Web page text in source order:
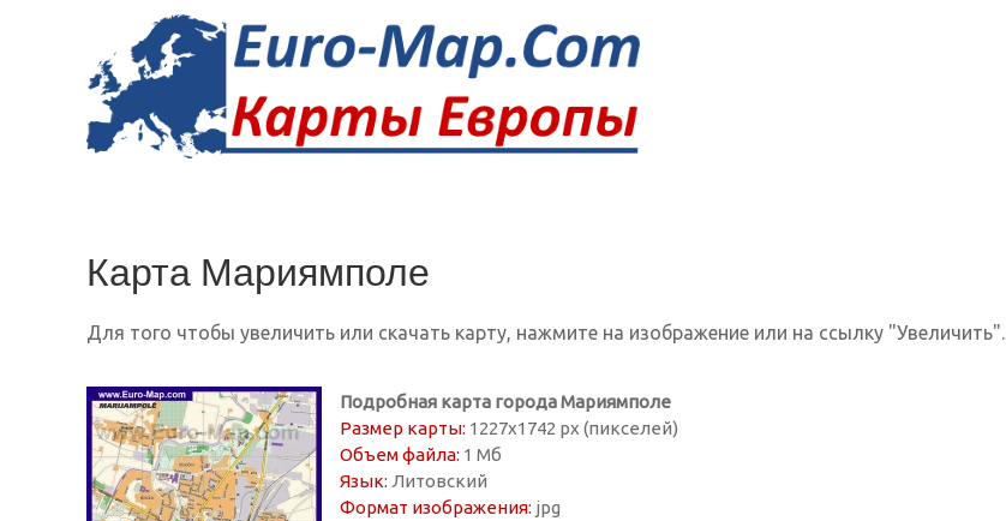
Карта Мариямполе
Для того чтобы увеличить или скачать карту, нажмите на изображение или на ссылку "Увеличить".
Подробная карта города Мариямполе
Размер карты: 1227х1742 px (пикселей)
Объем файла: 1 Мб
Язык: Литовский
Формат изображения: jpg